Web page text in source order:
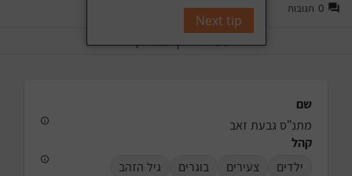
0 תגובות
תייג עקוב
שם
מתנ"ס גבעת זאב
קהל
ילדים
צעירים בוגרים
גיל הזהב
Next tip